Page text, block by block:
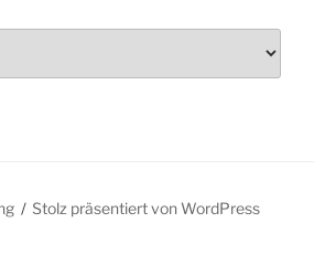
Stolz präsentiert von WordPress